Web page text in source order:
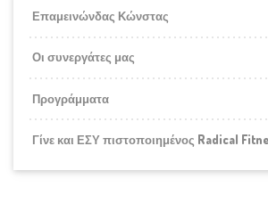
Επαμεινώνδας Κώνστας
Οι συνεργάτες μας
Προγράμματα
Γίνε και ΕΣΥ πιστοποιημένος Radical